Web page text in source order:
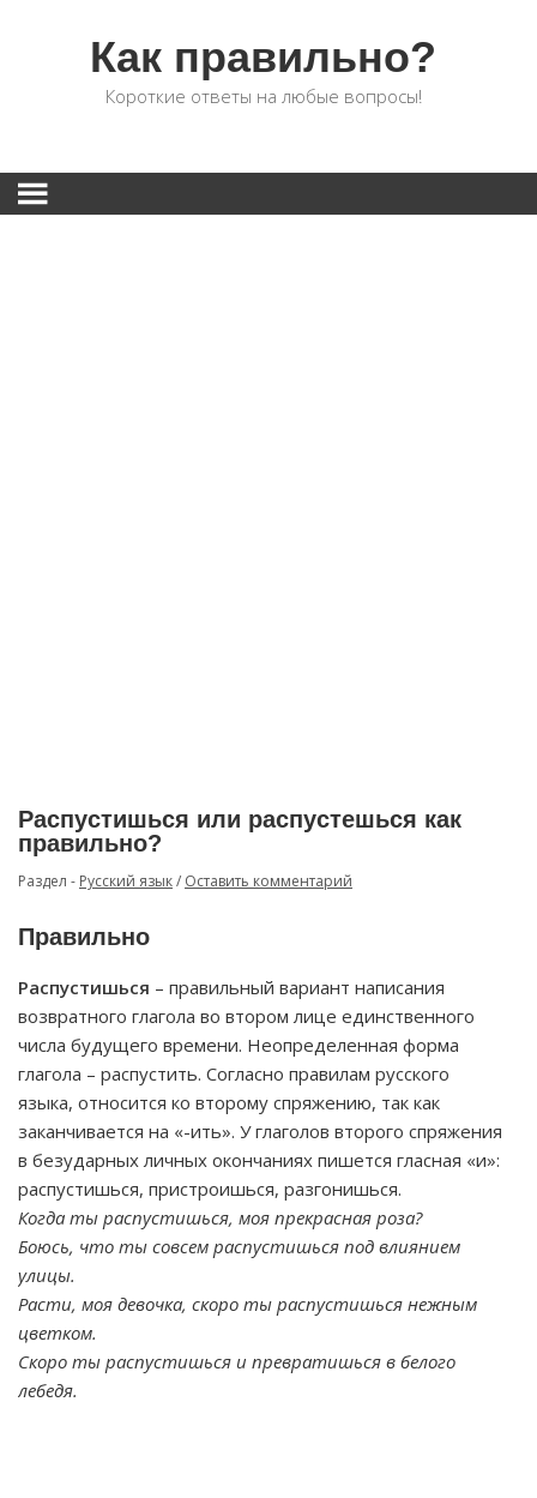
Как правильно?
Короткие ответы на любые вопросы!
Распустишься или распустешься как
правильно?
Раздел - Русский язык/ Оставить комментарий
Правильно
Распустишься – правильный вариант написания
возвратного глагола во втором лице единственного
числа будущего времени. Неопределенная форма
глагола – распустить. Согласно правилам русского
языка, относится ко второму спряжению, так как
заканчивается на «-ить». У глаголов второго спряжения
в безударных личных окончаниях пишется гласная «и»:
распустишься, пристроишься, разгонишься.
Когда ты распустишься, моя прекрасная роза?
Боюсь, что ты совсем распустишься под влиянием
улицы.
Расти, моя девочка, скоро ты распустишься нежным
цветком.
Скоро ты распустишься и превратишься в белого
лебедя.